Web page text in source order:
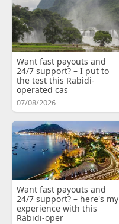
Want fast payouts and
24/7 support? – I put to
the test this Rabidi-
operated cas
07/08/2026
Want fast payouts and
24/7 support? – here's my
experience with this
Rabidi-oper